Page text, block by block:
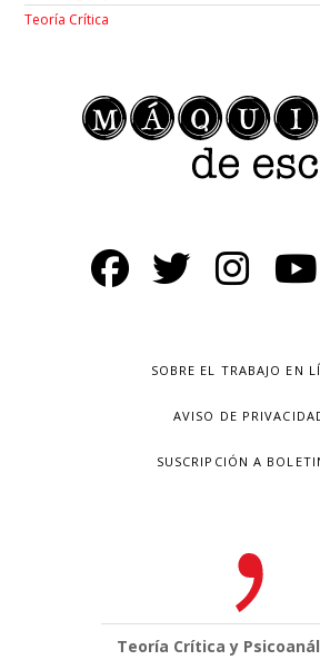
Teoría Crítica
SOBRE EL TRABAJO EN
AVISO DE
SUSCRIPCIÓN A
Teoría Crítica y